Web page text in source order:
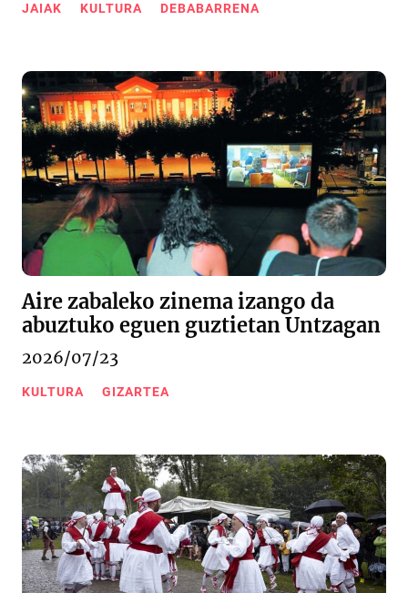
JAIAK KULTURA DEBABARRENA
Aire zabaleko zinema izango da
abuztuko eguen guztietan Untzagan
2026/07/23
KULTURA GIZARTEA